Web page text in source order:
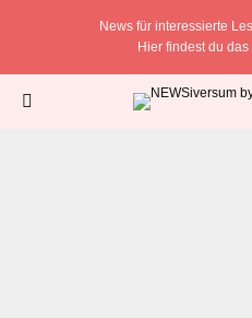
News für interessierte
Hier findest du das